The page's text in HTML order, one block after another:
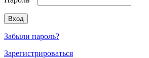
Забыли пароль?
Зарегистрироваться